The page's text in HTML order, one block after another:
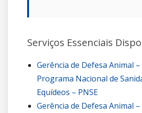
Serviços Essenciais
Gerência de Defesa Animal –
Programa Nacional de
Equídeos – PNSE
Gerência de Defesa Animal –